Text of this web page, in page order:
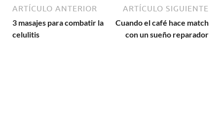
ARTÍCULO ANTERIOR
3 masajes para combatir la
celulitis
ARTÍCULO SIGUIENTE
Cuando el café hace match
con un sueño reparador